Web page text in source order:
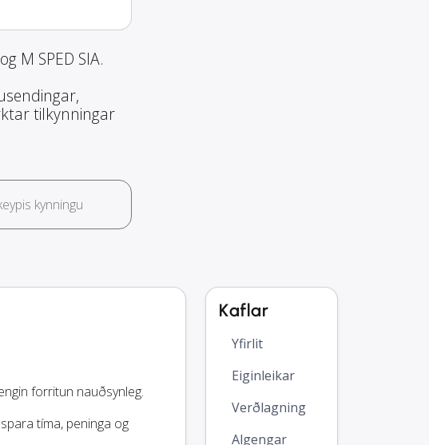
M SPED SIA.
tilkynningar
kynningu
forritun nauðsynleg.
tíma, peninga og
Kaflar
Yfirlit
Eiginleikar
Verðlagning
Algengar